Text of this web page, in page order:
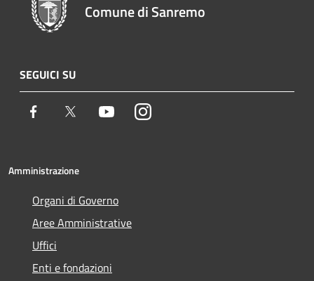
Comune di Sanremo
SEGUICI SU
Facebook Twitter YoutubeInstagram
Amministrazione
Organi di Governo
Aree Amministrative
Uffici
Enti e fondazioni